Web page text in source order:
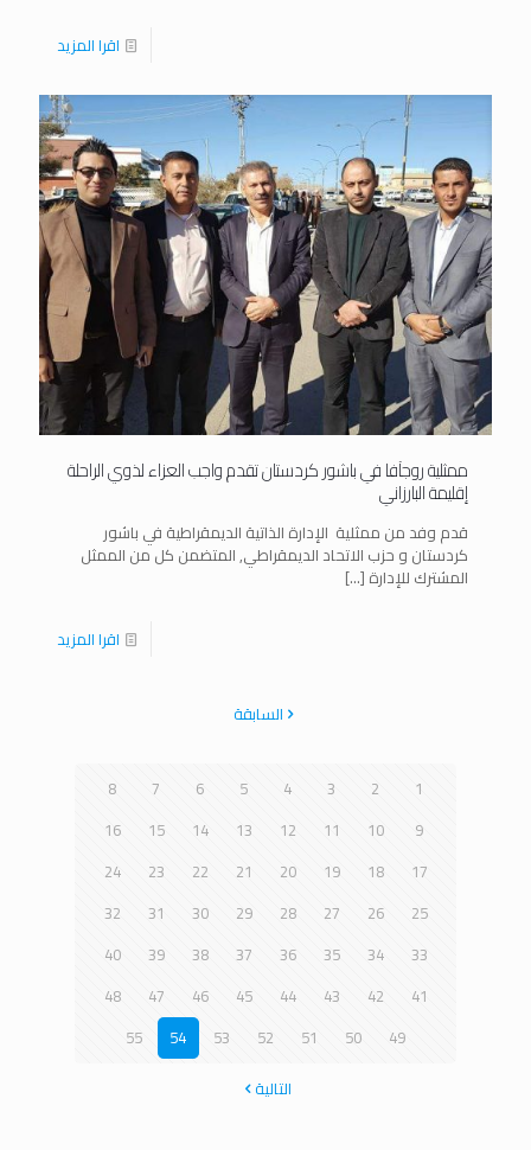
اقرا المزيد
ممثلية روجآفا في باشور كردستان تقدم واجب العزاء لذوي الراحلة
إقليمة البارزاني
قدم وفد من ممثلية الإدارة الذاتية الديمقراطية في باشور
كردستان و حزب الاتحاد الديمقراطي, المتضمن كل من الممثل
المشترك للإدارة […]
اقرا المزيد
السابقة
1
2
3
4
5
6
7
8
9
10
11
12
13
14
15
16
17
18
19
20
21
22
23
24
25
26
27
28
29
30
31
32
33
34
35
36
37
38
39
40
41
42
43
44
45
46
47
48
49
50
51
52
53
54
55
التالية